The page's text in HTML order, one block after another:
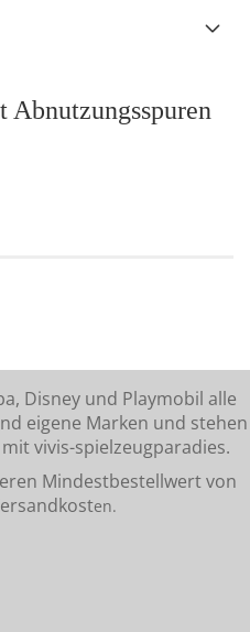
Abnutzungsspuren
Disney und Playmobil alle
eigene Marken und stehen
vivis-spielzeugparadies.
Mindestbestellwert von
en.